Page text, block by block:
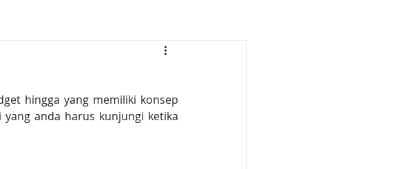
hingga yang memiliki konsep
anda harus kunjungi ketika